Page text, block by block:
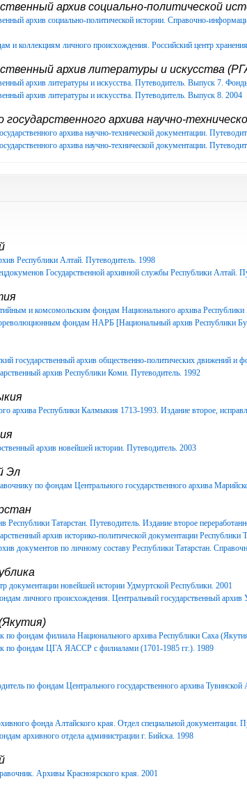
архив социально-политической
архив социально-политической истории. Справочно-
и коллекциям личного происхождения. Российский центр
архив литературы и искусства
архив литературы и искусства. Путеводитель. Выпуск 7.
архив литературы и искусства. Путеводитель. Выпуск 8. 2004
государственного архива научно-
архива научно-технической документации.
архива научно-технической документации.
Республики Алтай. Путеводитель. 1998
Государственной архивной службы Республики Алтай.
и комсомольским фондам Национального архива Республики
фондам НАРБ [Национальный архив Республики
государственный архив общественно-политических движений и
архив Республики Коми. Путеводитель. 1992
архива Республики Калмыкия 1713-1993. Издание второе,
архив новейшей истории. Путеводитель. 2003
Эл
по фондам Центрального государственного архива
Республики Татарстан. Путеводитель. Издание второе
архив историко-политической документации Республики
документов по личному составу Республики Татарстан.
документации новейшей истории Удмуртской Республики. 2001
личного происхождения. Центральный государственный архив
по фондам филиала Национального архива Республики Саха
по фондам ЦГА ЯАССР с филиалами (1701-1985 гг.). 1989
по фондам Центрального государственного архива
фонда Алтайского края. Отдел специальной документации.
архивного отдела администрации г. Бийска. 1998
Архивы Красноярского края. 2001